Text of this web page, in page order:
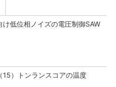
け低位相ノイズの電圧制御SAW
15）トンランスコアの温度